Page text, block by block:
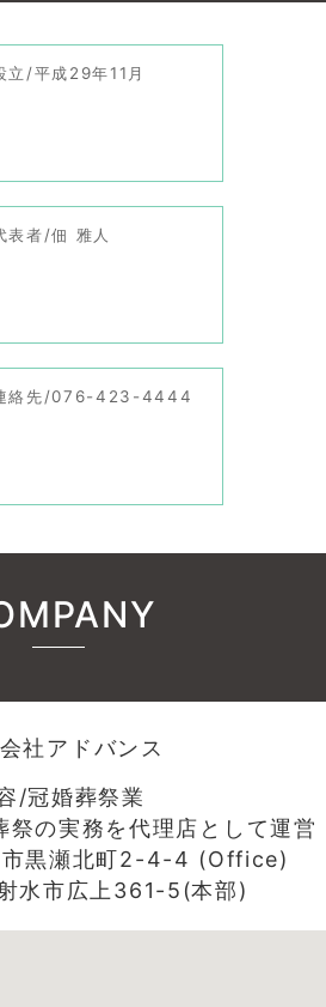
立/平成29年11月
表者/佃 雅人
絡先/076-423-4444
社アドバンス
/冠婚葬祭業
祭の実務を代理店として運営
市黒瀬北町2-4-4 (Office)
水市広上361-5(本部)